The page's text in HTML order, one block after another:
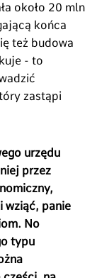
około 20 mln
końca
też budowa
- to
zastąpi
urzędu
przez
wziąć, panie
No
typu